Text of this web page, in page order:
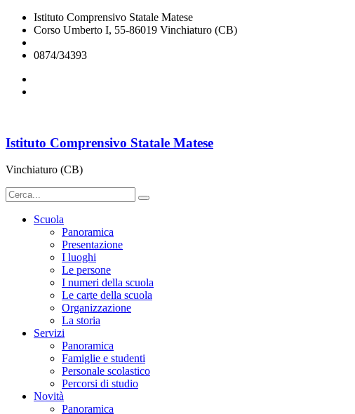
Istituto Comprensivo Statale Matese
Corso Umberto I, 55-86019 Vinchiaturo (CB)
0874/34393
Istituto Comprensivo Statale Matese
Vinchiaturo (CB)
Scuola
Panoramica
Presentazione
I luoghi
Le persone
I numeri della scuola
Le carte della scuola
Organizzazione
La storia
Servizi
Panoramica
Famiglie e studenti
Personale scolastico
Percorsi di studio
Novità
Panoramica